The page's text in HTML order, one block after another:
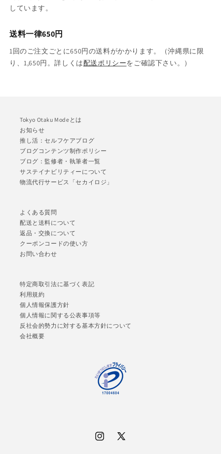
しています。
送料一律650円
1回のご注文ごとに650円の送料がかかります。（沖縄県に限
り、1,650円。詳しくは配送ポリシーをご確認下さい。）
Tokyo Otaku Modeとは
お知らせ
推し活：セルフケアブログ
ブログコンテンツ制作ポリシー
ブログ：監修者・執筆者一覧
サステイナビリティーについて
物流代行サービス「セカイロジ」
よくある質問
配送と送料について
返品・交換について
クーポンコードの使い方
お問い合わせ
特定商取引法に基づく表記
利用規約
個人情報保護方針
個人情報に関する公表事項等
反社会的勢力に対する基本方針について
会社概要
Instagram
X